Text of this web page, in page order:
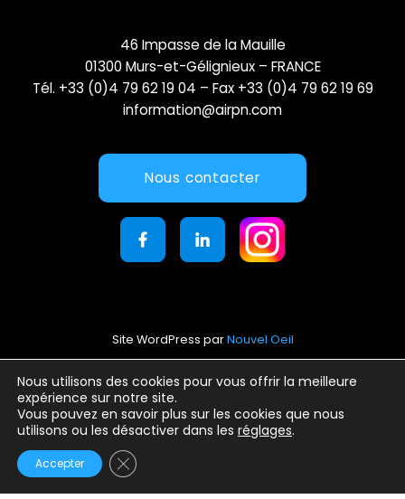
Nous utilisons des cookies pour vous offrir la meilleure
expérience sur notre site.
Vous pouvez en savoir plus sur les cookies que nous
utilisons ou les désactiver dans les réglages.
Accepter Fermer la bannière des cookies GDPR
46 Impasse de la Mauille
01300 Murs-et-Gélignieux – FRANCE
Tél. +33 (0)4 79 62 19 04 – Fax +33 (0)4 79 62 19 69
information@airpn.com
Nous contacter
Site WordPress parNouvel Oeil
Mentions légales
Conditions générales d’utilisation
Politique de confidentialité